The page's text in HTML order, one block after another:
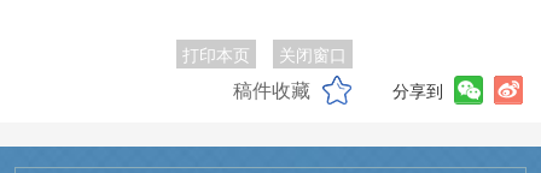
打印本页 关闭窗口
稿件收藏 分享到